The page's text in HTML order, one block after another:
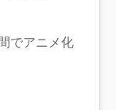
でアニメ化